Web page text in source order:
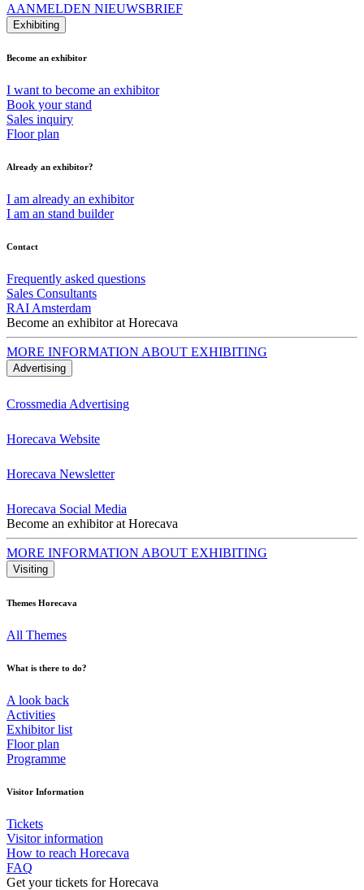
AANMELDEN NIEUWSBRIEF
Exhibiting
Become an exhibitor
I want to become an exhibitor
Book your stand
Sales inquiry
Floor plan
Already an exhibitor?
I am already an exhibitor
I am an stand builder
Contact
Frequently asked questions
Sales Consultants
RAI Amsterdam
Become an exhibitor at Horecava
MORE INFORMATION ABOUT EXHIBITING
Advertising
Crossmedia Advertising
Horecava Website
Horecava Newsletter
Horecava Social Media
Become an exhibitor at Horecava
MORE INFORMATION ABOUT EXHIBITING
Visiting
Themes Horecava
All Themes
What is there to do?
A look back
Activities
Exhibitor list
Floor plan
Programme
Visitor Information
Tickets
Visitor information
How to reach Horecava
FAQ
Get your tickets for Horecava